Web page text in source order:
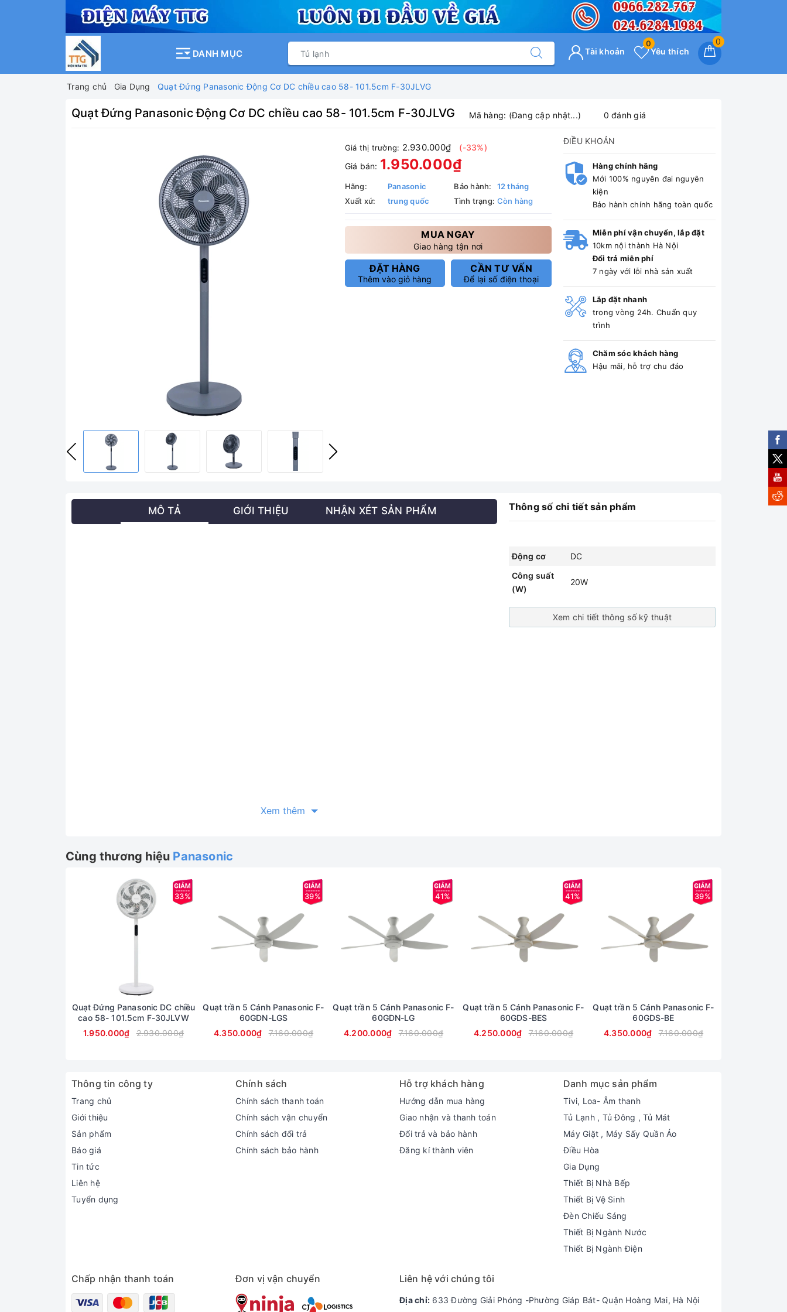
DANH MỤC
0
Yêu thích
0
Tài khoản
Trang chủ Gia Dụng Quạt Đứng Panasonic Động Cơ DC chiều cao 58- 101.5cm F-30JLVG
Quạt Đứng Panasonic Động Cơ DC chiều cao 58- 101.5cm F-30JLVG Mã hàng: (Đang cập nhật...) 0 đánh giá
Giá thị trường: 2.930.000₫
(-33%)
Giá bán: 1.950.000₫
Hãng:
Panasonic
Xuất xứ:
trung quốc
Bảo hành:
12 tháng
Tình trạng: Còn hàng
MUA NGAY
Giao hàng tận nơi
ĐẶT HÀNG
Thêm vào giỏ hàng
CẦN TƯ VẤN
Để lại số điện thoại
ĐIỀU KHOẢN
Hàng chính hãng
Mới 100% nguyên đai nguyên
kiện
Bảo hành chính hãng toàn quốc
Miễn phí vận chuyển, lắp đặt
10km nội thành Hà Nội
Đổi trả miễn phí
7 ngày với lỗi nhà sản xuất
Lắp đặt nhanh
trong vòng 24h. Chuẩn quy
trình
Chăm sóc khách hàng
Hậu mãi, hỗ trợ chu đáo
MÔ TẢ GIỚI THIỆU NHẬN XÉT SẢN PHẨM
Xem thêm
Thông số chi tiết sản phẩm
Động cơ
DC
Công suất
(W)
20W
Xem chi tiết thông số kỹ thuật
Cùng thương hiệu Panasonic
33%
Quạt Đứng Panasonic DC chiều
cao 58- 101.5cm F-30JLVW
1.950.000₫
2.930.000₫
39%
Quạt trần 5 Cánh Panasonic F-
60GDN-LGS
4.350.000₫
7.160.000₫
41%
Quạt trần 5 Cánh Panasonic F-
60GDN-LG
4.200.000₫
7.160.000₫
41%
Quạt trần 5 Cánh Panasonic F-
60GDS-BES
4.250.000₫
7.160.000₫
39%
Quạt trần 5 Cánh Panasonic F-
60GDS-BE
4.350.000₫
7.160.000₫
Thông tin công ty
Trang chủ
Giới thiệu
Sản phẩm
Báo giá
Tin tức
Liên hệ
Tuyển dụng
Chính sách
Chính sách thanh toán
Chính sách vận chuyển
Chính sách đổi trả
Chính sách bảo hành
Hỗ trợ khách hàng
Hướng dẫn mua hàng
Giao nhận và thanh toán
Đổi trả và bảo hành
Đăng kí thành viên
Danh mục sản phẩm
Tivi, Loa- Âm thanh
Tủ Lạnh , Tủ Đông , Tủ Mát
Máy Giặt , Máy Sấy Quần Áo
Điều Hòa
Gia Dụng
Thiết Bị Nhà Bếp
Thiết Bị Vệ Sinh
Đèn Chiếu Sáng
Thiết Bị Ngành Nước
Thiết Bị Ngành Điện
Chấp nhận thanh toán Đơn vị vận chuyển Liên hệ với chúng tôi
Địa chỉ: 633 Đường Giải Phóng -Phường Giáp Bát- Quận Hoàng Mai, Hà Nội